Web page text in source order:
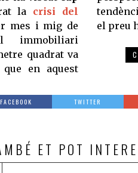
la crisi del
mes i mig de
immobiliari
quadrat va
en aquest
el preu
FACEBOOK TWITTER
ET POT